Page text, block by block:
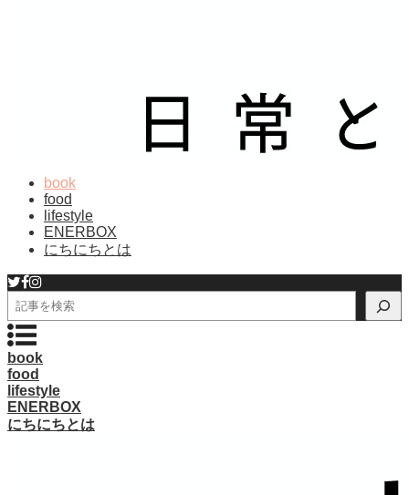
book
food
lifestyle
ENERBOX
にちにちとは
検
索
book
food
lifestyle
ENERBOX
にちにちとは